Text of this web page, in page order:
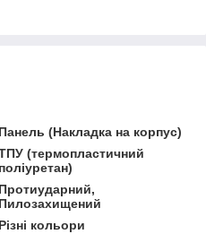
Панель (Накладка на корпус)
(термопластичний
поліуретан)
Протиударний,
Пилозахищений
Різні кольори